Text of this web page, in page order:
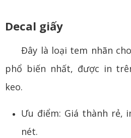
Decal giấy
Đây là loại tem nhãn cho
phổ biến nhất, được in
keo.
Ưu điểm: Giá thành rẻ,
nét.